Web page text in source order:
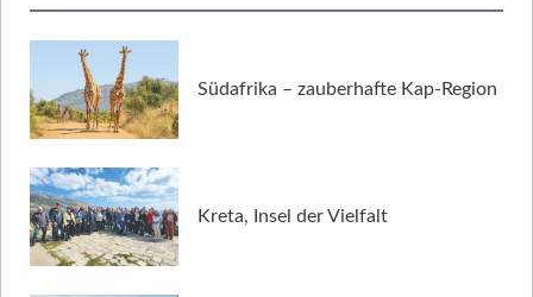
Südafrika – zauberhafte Kap-Region
Kreta, Insel der Vielfalt